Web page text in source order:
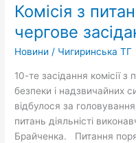
Комісія з
чергове
Новини / Чигиринська ТГ
10-те засідання комісії з
безпеки і надзвичайних
відбулося за
питань діяльністі
Брайченка. Питання
питань
НС
провела
чергове
засідання